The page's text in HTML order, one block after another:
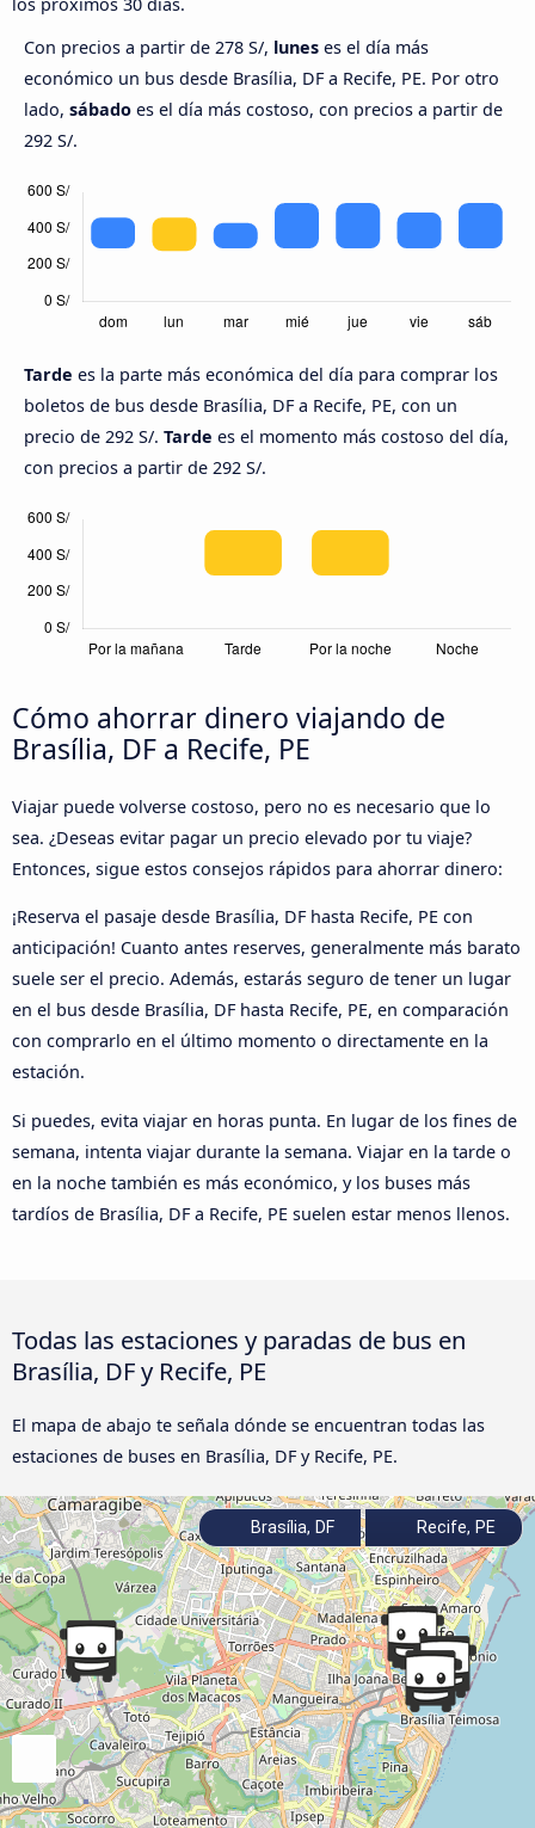
Con precios a partir de 278 S/, lunes es el día más
económico un bus desde Brasília, DF a Recife, PE. Por otro
lado, sábado es el día más costoso, con precios a partir de
292 S/.
Tarde es la parte más económica del día para comprar los
boletos de bus desde Brasília, DF a Recife, PE, con un
precio de 292 S/. Tarde es el momento más costoso del día,
con precios a partir de 292 S/.
Cómo ahorrar dinero viajando de
Brasília, DF a Recife, PE
Viajar puede volverse costoso, pero no es necesario que lo
sea. ¿Deseas evitar pagar un precio elevado por tu viaje?
Entonces, sigue estos consejos rápidos para ahorrar dinero:
¡Reserva el pasaje desde Brasília, DF hasta Recife, PE con
anticipación! Cuanto antes reserves, generalmente más barato
suele ser el precio. Además, estarás seguro de tener un lugar
en el bus desde Brasília, DF hasta Recife, PE, en comparación
con comprarlo en el último momento o directamente en la
estación.
Si puedes, evita viajar en horas punta. En lugar de los fines de
semana, intenta viajar durante la semana. Viajar en la tarde o
en la noche también es más económico, y los buses más
tardíos de Brasília, DF a Recife, PE suelen estar menos llenos.
Todas las estaciones y paradas de bus en
Brasília, DF y Recife, PE
El mapa de abajo te señala dónde se encuentran todas las
estaciones de buses en Brasília, DF y Recife, PE.
Brasília, DF Recife, PE